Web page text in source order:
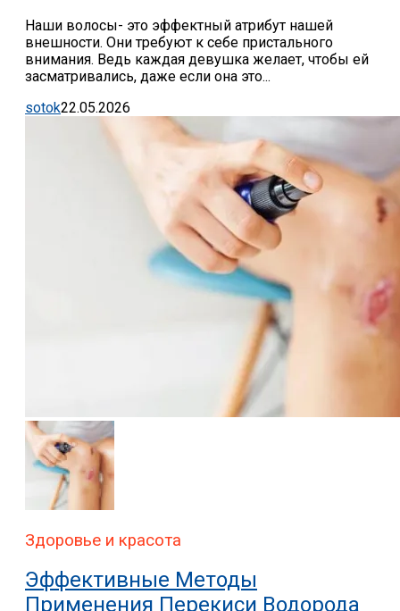
Наши волосы- это эффектный атрибут нашей
внешности. Они требуют к себе пристального
внимания. Ведь каждая девушка желает, чтобы ей
засматривались, даже если она это...
sotok22.05.2026
Здоровье и красота
Эффективные Методы
Применения Перекиси Водорода